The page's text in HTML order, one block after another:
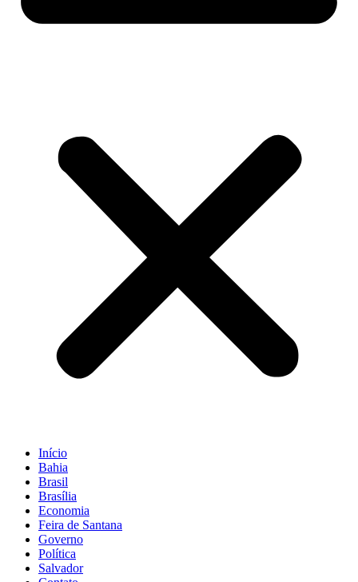
Início
Bahia
Brasil
Brasília
Economia
Feira de Santana
Governo
Política
Salvador